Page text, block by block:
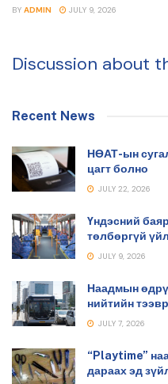
BY ADMIN JULY 9, 2026
Discussion about
Recent News
НӨАТ-ын
цагт болно
JULY 22, 2026
Үндэсний
төлбөргүй
JULY 9, 2026
Наадмын
нийтийн
JULY 7, 2026
“Playtime”
дараах эд